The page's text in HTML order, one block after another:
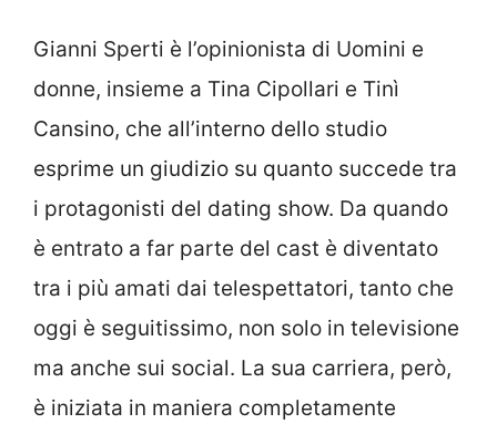
Gianni Sperti è l’opinionista di Uomini e
donne, insieme a Tina Cipollari e Tinì
Cansino, che all’interno dello studio
esprime un giudizio su quanto succede tra
i protagonisti del dating show. Da quando
è entrato a far parte del cast è diventato
tra i più amati dai telespettatori, tanto che
oggi è seguitissimo, non solo in televisione
ma anche sui social. La sua carriera, però,
è iniziata in maniera completamente